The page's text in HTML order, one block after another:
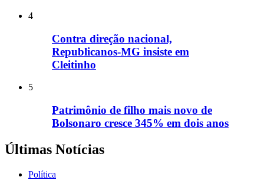
4
Contra direção nacional,
Republicanos-MG insiste em
Cleitinho
5
Patrimônio de filho mais novo de
Bolsonaro cresce 345% em dois anos
Últimas Notícias
Política